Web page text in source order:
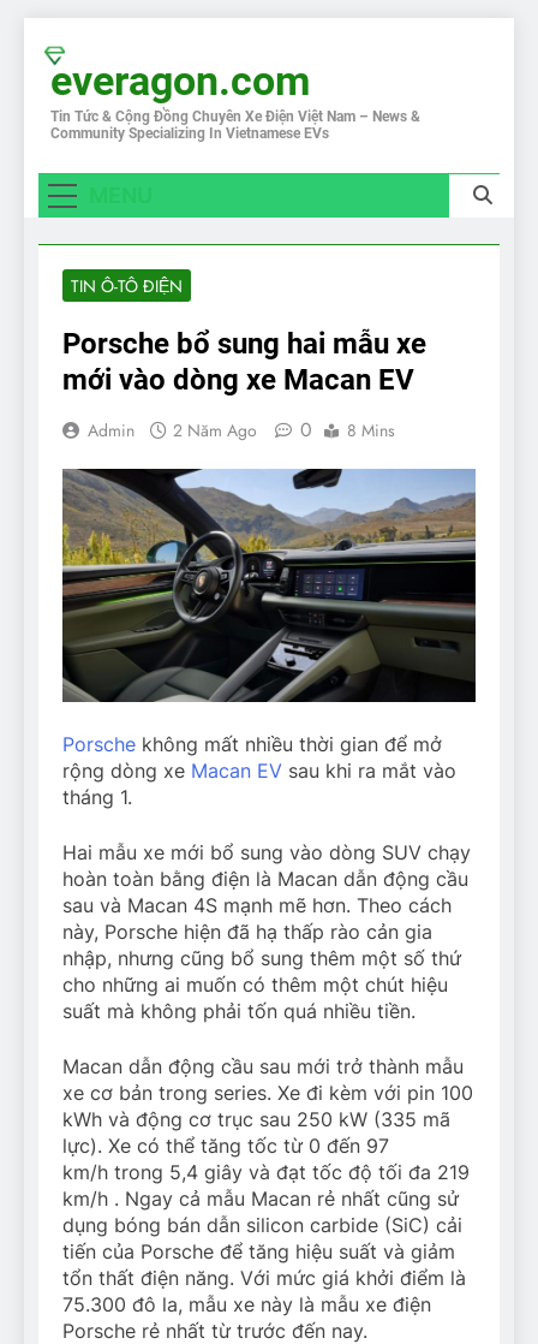
content
everagon.com
Tin Tức & Cộng Đồng Chuyên Xe Điện Việt Nam – News &
Community Specializing In Vietnamese EVs
TIN Ô-TÔ ĐIỆN
Porsche bổ sung hai mẫu xe
mới vào dòng xe Macan EV
Admin 2 Năm Ago 0 8 Mins
Porsche không mất nhiều thời gian để mở
rộng dòng xe Macan EV sau khi ra mắt vào
tháng 1.
Hai mẫu xe mới bổ sung vào dòng SUV chạy
hoàn toàn bằng điện là Macan dẫn động cầu
sau và Macan 4S mạnh mẽ hơn. Theo cách
này, Porsche hiện đã hạ thấp rào cản gia
nhập, nhưng cũng bổ sung thêm một số thứ
cho những ai muốn có thêm một chút hiệu
suất mà không phải tốn quá nhiều tiền.
Macan dẫn động cầu sau mới trở thành mẫu
xe cơ bản trong series. Xe đi kèm với pin 100
kWh và động cơ trục sau 250 kW (335 mã
lực). Xe có thể tăng tốc từ 0 đến 97
km/h trong 5,4 giây và đạt tốc độ tối đa 219
km/h . Ngay cả mẫu Macan rẻ nhất cũng sử
dụng bóng bán dẫn silicon carbide (SiC) cải
tiến của Porsche để tăng hiệu suất và giảm
tổn thất điện năng. Với mức giá khởi điểm là
75.300 đô la, mẫu xe này là mẫu xe điện
Porsche rẻ nhất từ ​​trước đến nay.